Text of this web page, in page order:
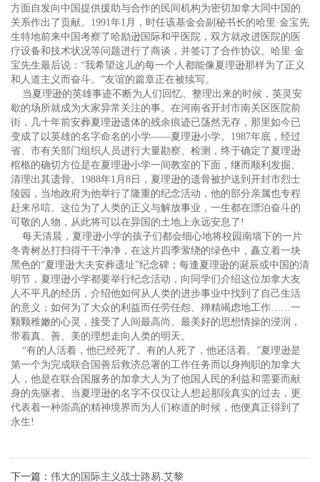
方面自发向中国提供援助与合作的民间机构为密切加拿大同中国的
关系作出了贡献。1991年1月，时任该基金会副秘书长的哈里·金宝先
生特地前来中国考察了哈励逊国际和平医院，双方就改进医院的医
疗设备和技术状况等问题进行了商谈，并签订了合作协议。哈里·金
宝先生最后说：“我希望这儿的每一个人都能像夏理逊那样为了正义
和人道主义而奋斗。”友谊的篇章正在被续写。
当夏理逊的英雄事迹不断为人们回忆、整理出来的时候，英灵安
歇的场所就成为大家异常关注的事。在河南省开封市南关区医院前
街，几十年前安葬夏理逊遗体的残余痕迹已荡然无存，那里如今已
变成了以英雄的名字命名的小学——夏理逊小学。1987年底，经过
省、市有关部门组织人员进行大量勘察、检测，终于确定了夏理逊
棺柩的确切方位是在夏理逊小学一间教室的下面，继而顺利发掘、
清理出其遗骨。1988年1月8日，夏理逊的遗骨被护送到开封市烈士
陵园，当地政府为他举行了隆重的纪念活动，他的部分亲属也专程
赶来吊唁。这位为了人类的正义与解放事业，一生都在漂泊奋斗的
可敬的人物，从此将可以在异国的土地上永远安息了!
每天清晨，夏理逊小学的孩子们都会细心地将校园南墙下的一片
冬青树丛打扫得干干净净，在这片四季萦绕的绿色中，矗立着一块
黑色的“夏理逊大夫安葬遗址”纪念碑；每逢夏理逊的诞辰或中国的清
明节，夏理逊小学都要举行纪念活动，向同学们介绍这位加拿大友
人不平凡的经历，介绍他如何从人类的进步事业中找到了自己生活
的意义；如何为了大众的利益而任劳任怨、殚精竭虑地工作……一
颗颗稚嫩的心灵，接受了人间最高尚、最美好的思想情操的浸润，
带着真、善、美的理想走向人类的明天。
“有的人活着，他已经死了。有的人死了，他还活着。”夏理逊是
第一个为完成联合国善后救济总署的工作任务而以身殉职的加拿大
人，他是在联合国服务的加拿大人为了他国人民的利益和需要而献
身的先驱者。当夏理逊的名字不仅仅让人想起那段真实的过去，更
代表着一种崇高的精神境界而为人们称道的时候，他便真正得到了
永生!
下一篇： 伟大的国际主义战士路易.艾黎